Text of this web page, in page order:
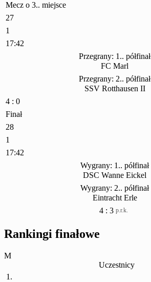
Mecz o 3.. miejsce
27
1
17:42
Przegrany: 1.. półfinał
FC Marl
Przegrany: 2.. półfinał
SSV Rotthausen II
4 : 0
Finał
28
1
17:42
Wygrany: 1.. półfinał
DSC Wanne Eickel
Wygrany: 2.. półfinał
Eintracht Erle
4 : 3 p.r.k.
Rankingi finałowe
M
Uczestnicy
1.